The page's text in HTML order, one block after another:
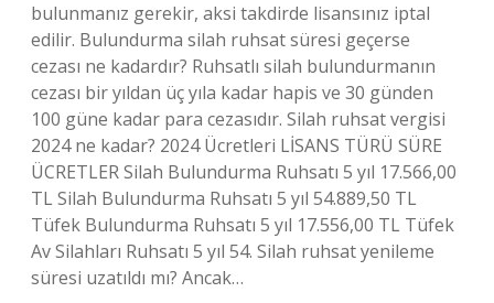
bulunmanız gerekir, aksi takdirde lisansınız iptal
edilir. Bulundurma silah ruhsat süresi geçerse
cezası ne kadardır? Ruhsatlı silah bulundurmanın
cezası bir yıldan üç yıla kadar hapis ve 30 günden
100 güne kadar para cezasıdır. Silah ruhsat vergisi
2024 ne kadar? 2024 Ücretleri LİSANS TÜRÜ SÜRE
ÜCRETLER Silah Bulundurma Ruhsatı 5 yıl 17.566,00
TL Silah Bulundurma Ruhsatı 5 yıl 54.889,50 TL
Tüfek Bulundurma Ruhsatı 5 yıl 17.556,00 TL Tüfek
Av Silahları Ruhsatı 5 yıl 54. Silah ruhsat yenileme
süresi uzatıldı mı? Ancak…